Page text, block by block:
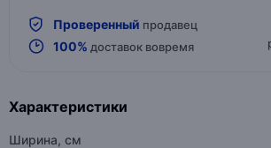
Проверенный продавец
100% доставок вовремя
Характеристики
Ширина, см